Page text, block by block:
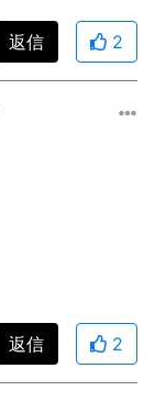
返信 2
返信 2